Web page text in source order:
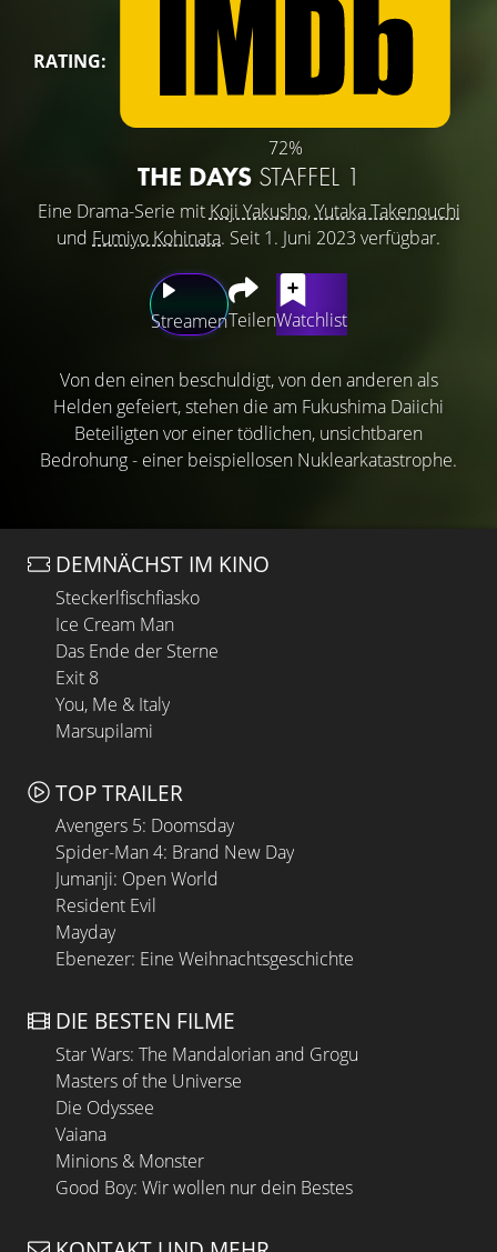
RATING:
72%
THE DAYS STAFFEL 1
Eine Drama-Serie mit Koji Yakusho,Yutaka Takenouchi
und Fumiyo Kohinata. Seit 1. Juni 2023 verfügbar.
StreamenTeilenWatchlist
Von den einen beschuldigt, von den anderen als
Helden gefeiert, stehen die am Fukushima Daiichi
Beteiligten vor einer tödlichen, unsichtbaren
Bedrohung - einer beispiellosen Nuklearkatastrophe.
DEMNÄCHST IM KINO
Steckerlfischfiasko
Ice Cream Man
Das Ende der Sterne
Exit 8
You, Me & Italy
Marsupilami
TOP TRAILER
Avengers 5: Doomsday
Spider-Man 4: Brand New Day
Jumanji: Open World
Resident Evil
Mayday
Ebenezer: Eine Weihnachtsgeschichte
DIE BESTEN FILME
Star Wars: The Mandalorian and Grogu
Masters of the Universe
Die Odyssee
Vaiana
Minions & Monster
Good Boy: Wir wollen nur dein Bestes